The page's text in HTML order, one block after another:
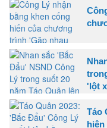
'lột
Táo
hiện